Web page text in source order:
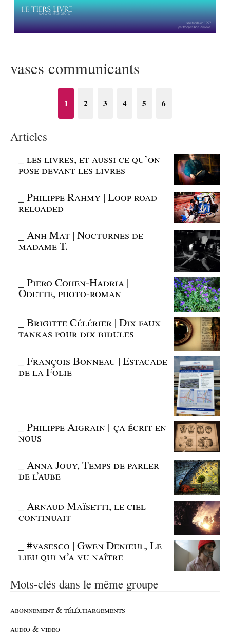
vases communicants
1 2 3 4 5 6
Articles
_les livres, et aussi ce qu’on
pose devant les livres
_Philippe Rahmy | Loop road
reloaded
_Anh Mat | Nocturnes de
madame T.
_Piero Cohen-Hadria |
Odette, photo-roman
_Brigitte Célérier | Dix faux
tankas pour dix bidules
_François Bonneau | Estacade
de la Folie
_Philippe Aigrain | ça écrit en
nous
_Anna Jouy, Temps de parler
de l’aube
_Arnaud Maïsetti, le ciel
continuait
_#vasesco | Gwen Denieul, Le
lieu qui m’a vu naître
Mots-clés dans le même groupe
abonnement & téléchargements
audio & video